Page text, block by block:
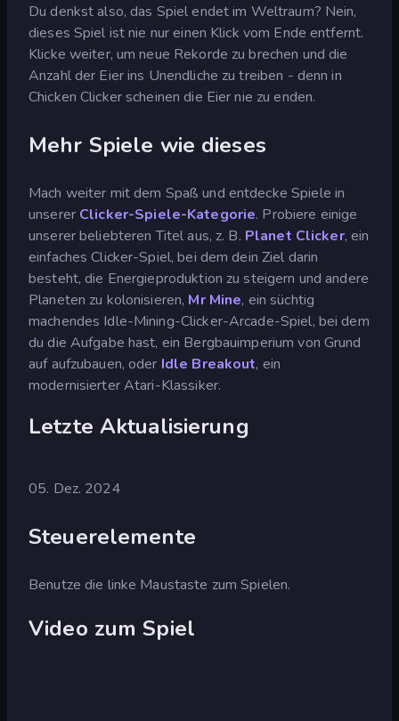
Du denkst also, das Spiel endet im Weltraum? Nein,
dieses Spiel ist nie nur einen Klick vom Ende entfernt.
Klicke weiter, um neue Rekorde zu brechen und die
Anzahl der Eier ins Unendliche zu treiben - denn in
Chicken Clicker scheinen die Eier nie zu enden.
Mehr Spiele wie dieses
Mach weiter mit dem Spaß und entdecke Spiele in
unserer Clicker-Spiele-Kategorie. Probiere einige
unserer beliebteren Titel aus, z. B. Planet Clicker, ein
einfaches Clicker-Spiel, bei dem dein Ziel darin
besteht, die Energieproduktion zu steigern und andere
Planeten zu kolonisieren, Mr Mine, ein süchtig
machendes Idle-Mining-Clicker-Arcade-Spiel, bei dem
du die Aufgabe hast, ein Bergbauimperium von Grund
auf aufzubauen, oder Idle Breakout, ein
modernisierter Atari-Klassiker.
Letzte Aktualisierung
05. Dez. 2024
Steuerelemente
Benutze die linke Maustaste zum Spielen.
Video zum Spiel